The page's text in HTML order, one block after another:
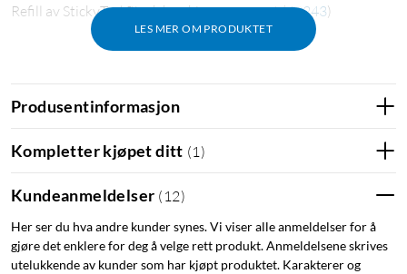
LES MER OM PRODUKTET
Refill av StickyTech™-ark kan kjøpes separat(49243)
Produsentinformasjon
Kompletter kjøpet ditt (1 )
Kundeanmeldelser ( 12)
Her ser du hva andre kunder synes. Vi viser alle anmeldelser for å
gjøre det enklere for deg å velge rett produkt. Anmeldelsene skrives
utelukkende av kunder som har kjøpt produktet. Karakterer og